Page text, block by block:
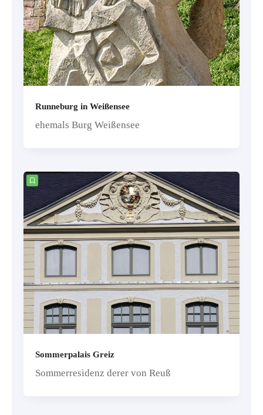
Runneburg in Weißensee
ehemals Burg Weißensee
Sommerpalais Greiz
Sommerresidenz derer von Reuß